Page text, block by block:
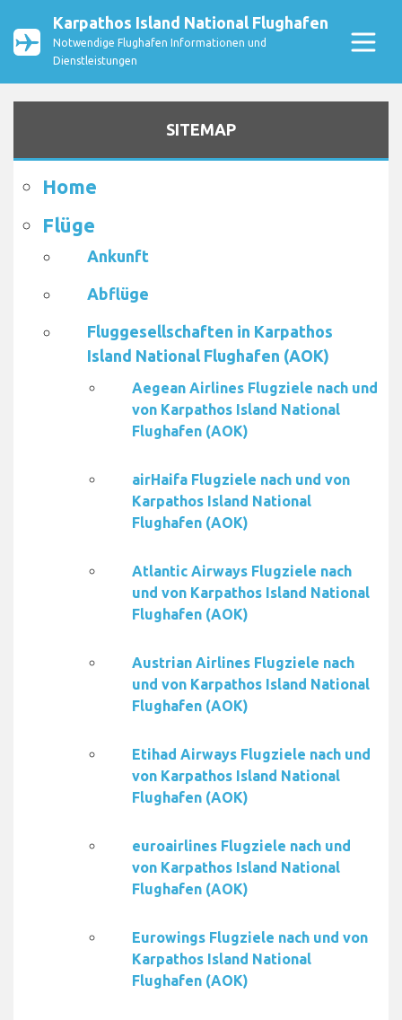
Karpathos Island National Flughafen
Notwendige Flughafen Informationen und
Dienstleistungen
SITEMAP
Home
Flüge
Ankunft
Abflüge
Fluggesellschaften in Karpathos
Island National Flughafen (AOK)
Aegean Airlines Flugziele nach und
von Karpathos Island National
Flughafen (AOK)
airHaifa Flugziele nach und von
Karpathos Island National
Flughafen (AOK)
Atlantic Airways Flugziele nach
und von Karpathos Island National
Flughafen (AOK)
Austrian Airlines Flugziele nach
und von Karpathos Island National
Flughafen (AOK)
Etihad Airways Flugziele nach und
von Karpathos Island National
Flughafen (AOK)
euroairlines Flugziele nach und
von Karpathos Island National
Flughafen (AOK)
Eurowings Flugziele nach und von
Karpathos Island National
Flughafen (AOK)